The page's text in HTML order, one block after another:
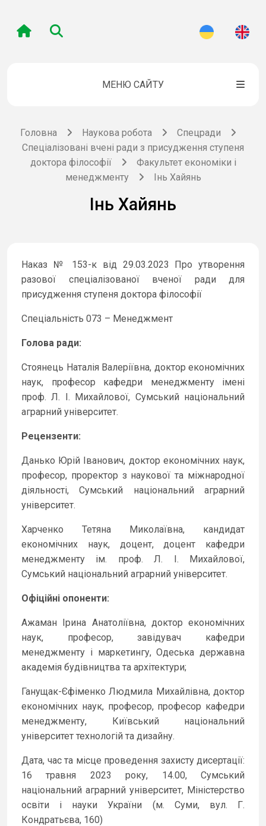
МЕНЮ САЙТУ
Головна Наукова робота
Спецради
Спеціалізовані вчені ради з присудження ступеня
доктора філософії
Факультет економіки і
менеджменту
Інь Хайянь
Інь Хайянь
Наказ № 153-к від 29.03.2023 Про утворення
разової спеціалізованої вченої ради для
присудження ступеня доктора філософії
Спеціальність 073 – Менеджмент
Голова ради:
Стоянець Наталія Валеріївна, доктор економічних
наук, професор кафедри менеджменту імені
проф. Л. І. Михайлової, Сумський національний
аграрний університет.
Рецензенти:
Данько Юрій Іванович, доктор економічних наук,
професор, проректор з наукової та міжнародної
діяльності, Сумський національний аграрний
університет.
Харченко Тетяна Миколаївна, кандидат
економічних наук, доцент, доцент кафедри
менеджменту ім. проф. Л. І. Михайлової,
Сумський національний аграрний університет.
Офіційні опоненти:
Ажаман Ірина Анатоліївна, доктор економічних
наук, професор, завідувач кафедри
менеджменту і маркетингу, Одеська державна
академія будівництва та архітектури;
Ганущак-Єфіменко Людмила Михайлівна, доктор
економічних наук, професор, професор кафедри
менеджменту, Київський національний
університет технологій та дизайну.
Дата, час та місце проведення захисту дисертації:
16 травня 2023 року, 14.00, Сумський
національний аграрний університет, Міністерство
освіти і науки України (м. Суми, вул. Г.
Кондратьєва, 160)